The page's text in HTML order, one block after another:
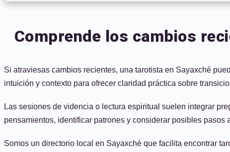
Comprende los cambios
Si atraviesas cambios recientes, una tarotista en Sayaxché
intuición y contexto para ofrecer claridad práctica sobre
Las sesiones de videncia o lectura espiritual suelen integrar
pensamientos, identificar patrones y considerar posibles pasos
Somos un directorio local en Sayaxché que facilita encontrar